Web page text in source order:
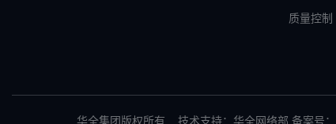
质量控制
华全集团版权所有 技术支持：华全网络部 备案号：